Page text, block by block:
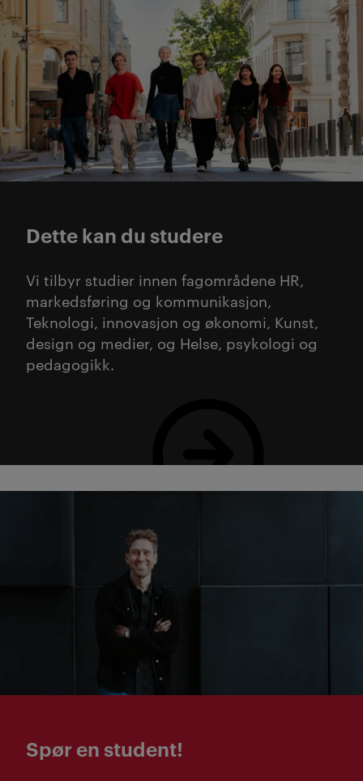
Dette kan du studere
Vi tilbyr studier innen fagområdene HR,
markedsføring og kommunikasjon,
Teknologi, innovasjon og økonomi, Kunst,
design og medier, og Helse, psykologi og
pedagogikk.
Spør en student!